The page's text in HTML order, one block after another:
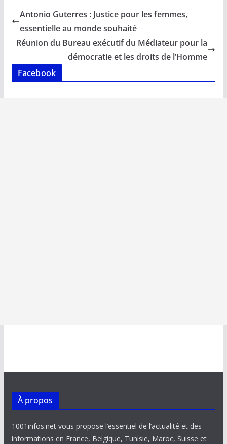
b
o
o
k
l s
A
p
p
e
dI
n
y
n
k
g
Antonio Guterres : Justice pour les femmes,
essentielle au monde souhaité
Réunion du Bureau exécutif du Médiateur pour la
démocratie et les droits de l’Homme
Facebook
À propos
1001infos.net vous propose l’essentiel de l’actualité et des
informations en France, Belgique, Tunisie, Maroc, Suisse et